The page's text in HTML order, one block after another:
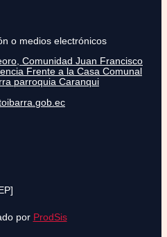
o medios electrónicos
Comunidad Juan Francisco
Frente a la Casa Comunal
parroquia Caranqui
por ProdSis